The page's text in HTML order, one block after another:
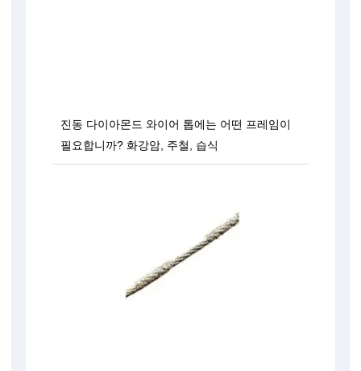
진동 다이아몬드 와이어 톱에는 어떤 프레임이
필요합니까? 화강암, 주철, 습식